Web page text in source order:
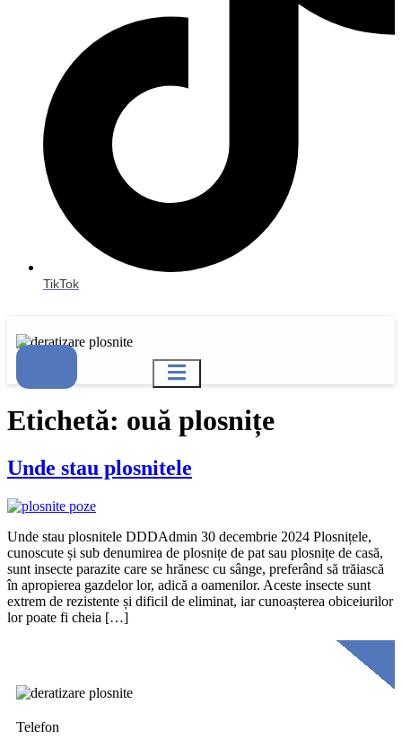
TikTok
Etichetă: ouă plosnițe
Unde stau plosnitele
Unde stau plosnitele DDDAdmin 30 decembrie 2024 Plosnițele,
cunoscute și sub denumirea de plosnițe de pat sau plosnițe de casă,
sunt insecte parazite care se hrănesc cu sânge, preferând să trăiască
în apropierea gazdelor lor, adică a oamenilor. Aceste insecte sunt
extrem de rezistente și dificil de eliminat, iar cunoașterea obiceiurilor
lor poate fi cheia […]
Telefon